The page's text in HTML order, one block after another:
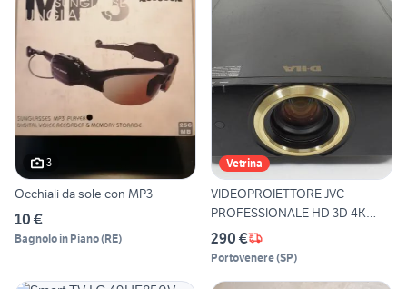
3
Occhiali da sole con MP3
10 €
Bagnolo in Piano(RE)
Vetrina
VIDEOPROIETTORE JVC
PROFESSIONALE HD 3D 4K
SHIFT
290 €
Portovenere(SP)